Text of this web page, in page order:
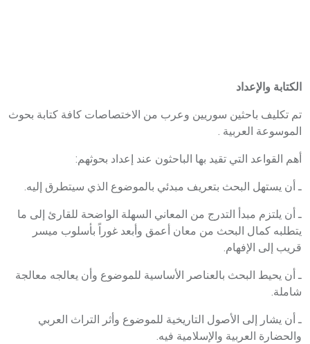
الكتابة والإعداد
تم تكليف باحثين سوريين وعرب من الاختصاصات كافة كتابة بحوث
الموسوعة العربية .
أهم القواعد التي تقيد بها الباحثون عند إعداد بحوثهم:
ـ أن يستهل البحث بتعريف مبدئي بالموضوع الذي سيتطرق إليه.
ـ أن يلتزم مبدأ التدرج من المعاني السهلة الواضحة للقارئ إلى ما
يتطلبه كمال البحث من معان أعمق وأبعد غوراً بأسلوب ميسر
قريب إلى الإفهام.
ـ أن يحيط البحث بالعناصر الأساسية للموضوع وأن يعالجه معالجة
شاملة.
ـ أن يشار إلى الأصول التاريخية للموضوع وأثر التراث العربي
والحضارة العربية والإسلامية فيه.